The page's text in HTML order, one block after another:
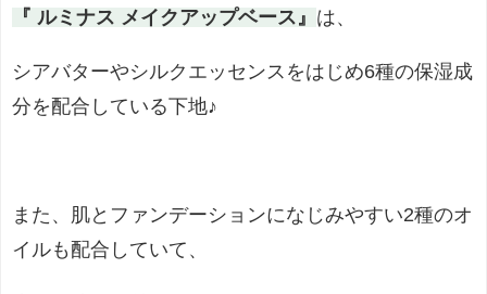
『 ルミナス メイクアップベース』 は、
シアバターやシルクエッセンスをはじめ6種の保湿成
分を配合している下地♪
また、肌とファンデーションになじみやすい2種のオ
イルも配合していて、